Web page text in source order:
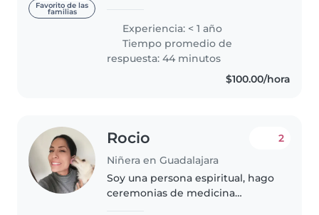
Favorito de las
familias
gusta convivir con niñ@s. Soy
ama de casa y tengo mucho
tiempo libre. Soy muy paciente,..
Experiencia: < 1 año
Tiempo promedio de
respuesta: 44 minutos
$100.00/hora
Rocio
Niñera en Guadalajara
2
Soy una persona espiritual, hago
ceremonias de medicina